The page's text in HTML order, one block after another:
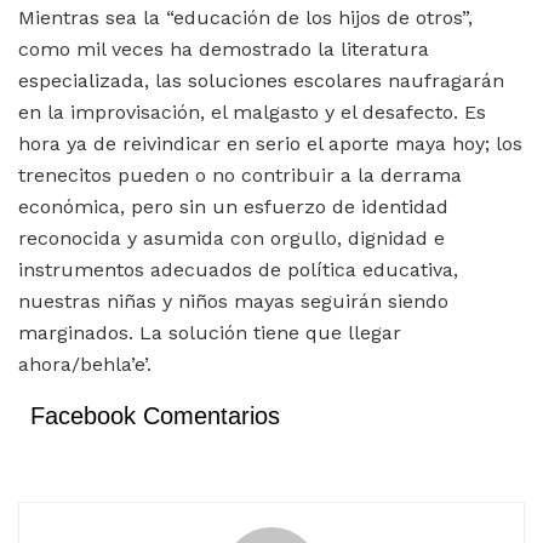
Mientras sea la “educación de los hijos de otros”,
como mil veces ha demostrado la literatura
especializada, las soluciones escolares naufragarán
en la improvisación, el malgasto y el desafecto. Es
hora ya de reivindicar en serio el aporte maya hoy; los
trenecitos pueden o no contribuir a la derrama
económica, pero sin un esfuerzo de identidad
reconocida y asumida con orgullo, dignidad e
instrumentos adecuados de política educativa,
nuestras niñas y niños mayas seguirán siendo
marginados. La solución tiene que llegar
ahora/behla’e’.
Facebook Comentarios